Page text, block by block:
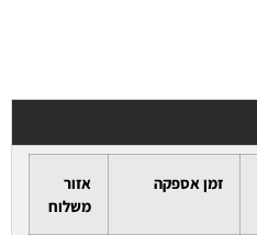
זמן אספקה
אזור
משלוח